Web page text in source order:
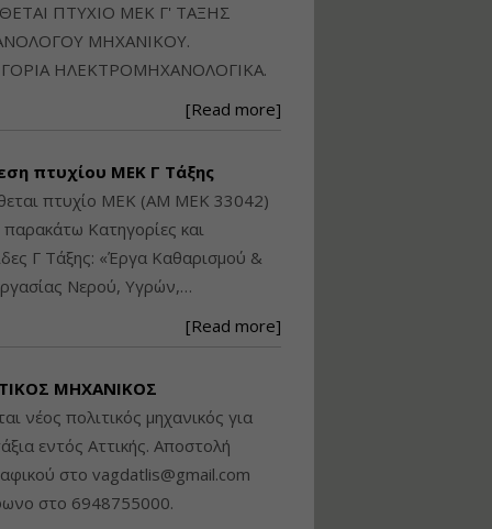
ΠΤΥΧΙΟ ΜΕΚ Γ' ΤΑΞΗΣ
ΜΗΧΑΝΙΚΟΥ.
ΗΛΕΚΤΡΟΜΗΧΑΝΟΛΟΓΙΚΑ.
[Read more]
πτυχίου ΜΕΚ Γ Τάξης
πτυχίο ΜΕΚ (ΑΜ ΜΕΚ 33042)
παρακάτω Κατηγορίες και
Γ Τάξης: «Έργα Καθαρισμού &
Νερού, Υγρών,…
[Read more]
ΜΗΧΑΝΙΚΟΣ
νέος πολιτικός μηχανικός για
εντός Αττικής. Αποστολή
στο vagdatlis@gmail.com
στο 6948755000.
Πολεοδομικού
Σχεδίου Δόμησης
Εισηγήτρια:
Τιμή από: €145.00
Διάρκεια: 8 ώρες
Εισηγητής: Στέφανος Τουλόγλου
Τιμή από: €190.00